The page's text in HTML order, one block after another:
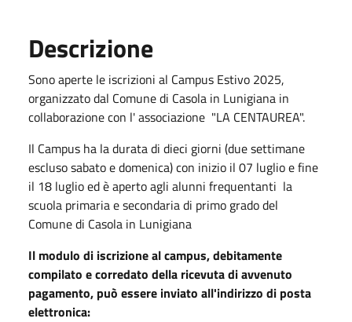
Descrizione
Sono aperte le iscrizioni al Campus Estivo 2025,
organizzato dal Comune di Casola in Lunigiana in
collaborazione con l' associazione "LA CENTAUREA".
Il Campus ha la durata di dieci giorni (due settimane
escluso sabato e domenica) con inizio il 07 luglio e fine
il 18 luglio ed è aperto agli alunni frequentanti la
scuola primaria e secondaria di primo grado del
Comune di Casola in Lunigiana
Il modulo di iscrizione al campus, debitamente
compilato e corredato della ricevuta di avvenuto
pagamento, può essere inviato all'indirizzo di posta
elettronica: